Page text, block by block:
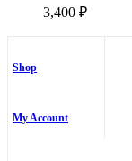
3,400 ₽
Shop
My Account